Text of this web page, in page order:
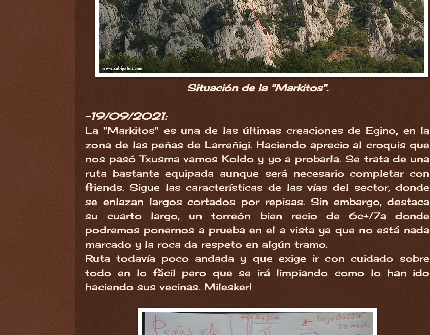
Situación de la "Markitos".
-19/09/2021:
La "Markitos" es una de las últimas creaciones de Egino, en la
zona de las peñas de Larreñigi. Haciendo aprecio al croquis que
nos pasó Txusma vamos Koldo y yo a probarla. Se trata de una
ruta bastante equipada aunque será necesario completar con
friends. Sigue las características de las vías del sector, donde
se enlazan largos cortados por repisas. Sin embargo, destaca
su cuarto largo, un torreón bien recio de 6c+/7a donde
podremos ponernos a prueba en el a vista ya que no está nada
marcado y la roca da respeto en algún tramo.
Ruta todavía poco andada y que exige ir con cuidado sobre
todo en lo fácil pero que se irá limpiando como lo han ido
haciendo sus vecinas. Milesker!